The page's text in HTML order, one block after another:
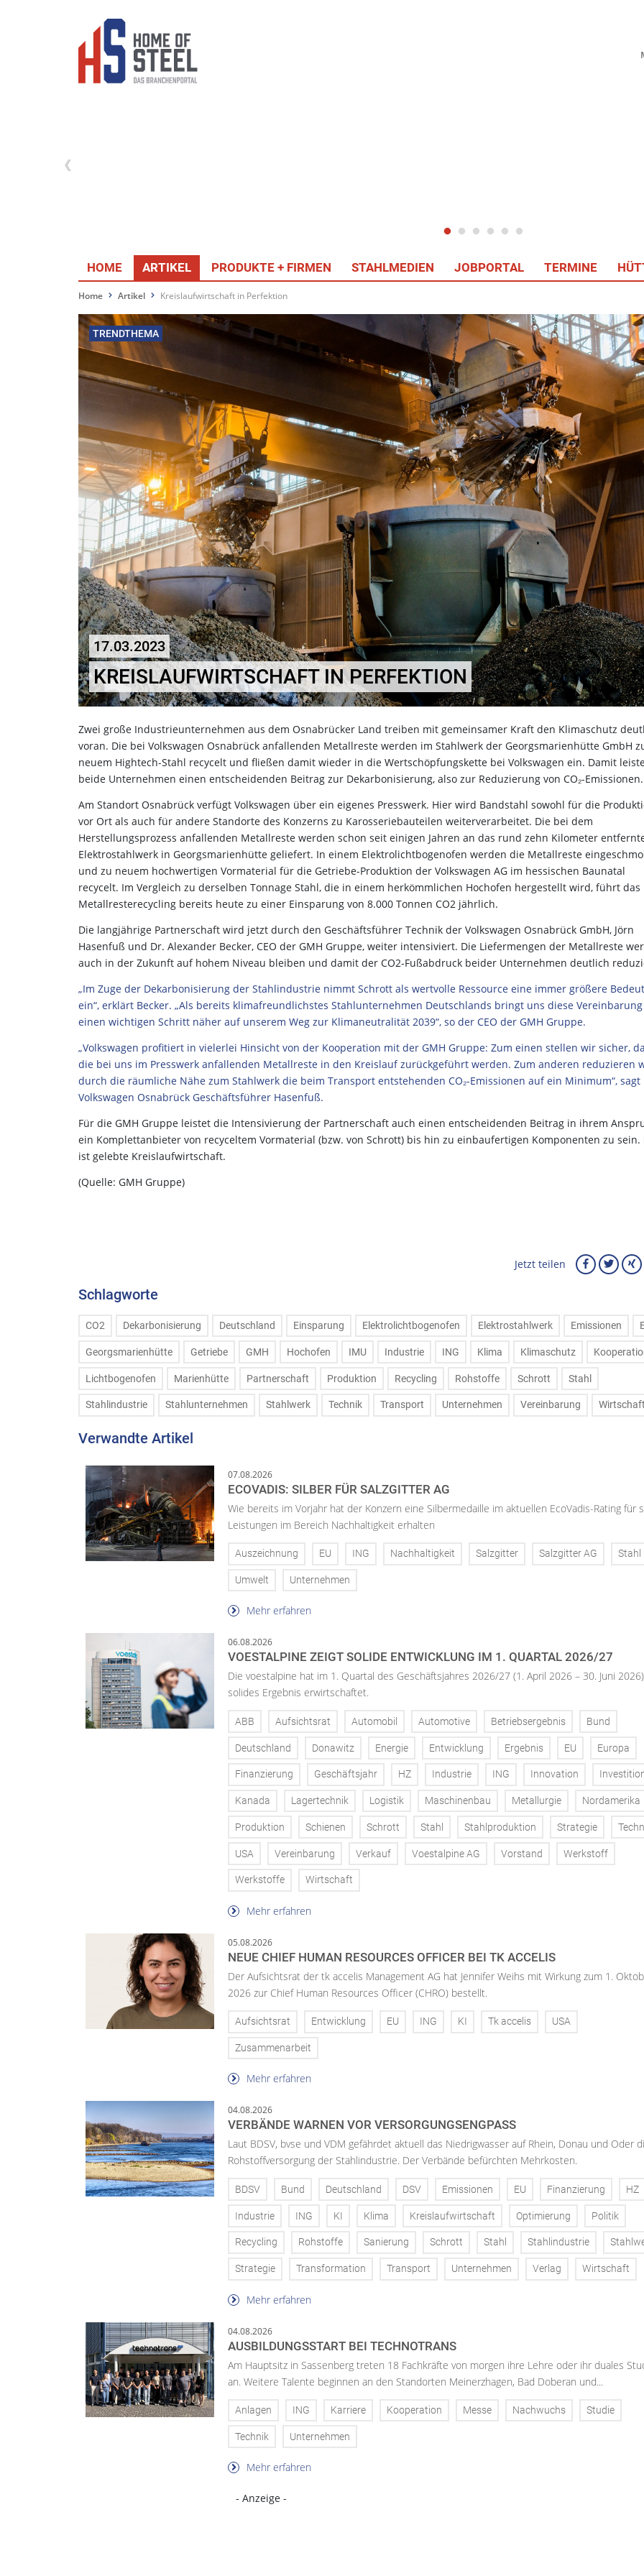
HOME ARTIKEL PRODUKTE + FIRMEN STAHLMEDIEN JOBPORTAL TERMINE
Home Artikel Kreislaufwirtschaft in Perfektion
TRENDTHEMA
17.03.2023
KREISLAUFWIRTSCHAFT IN PERFEKTION
Zwei große Industrieunternehmen aus dem Osnabrücker Land treiben mit gemeinsamer Kraft den Klimaschutz
voran. Die bei Volkswagen Osnabrück anfallenden Metallreste werden im Stahlwerk der Georgsmarienhütte GmbH
neuem Hightech-Stahl recycelt und fließen damit wieder in die Wertschöpfungskette bei Volkswagen ein. Damit
beide Unternehmen einen entscheidenden Beitrag zur Dekarbonisierung, also zur Reduzierung von CO₂-Emissionen.
Am Standort Osnabrück verfügt Volkswagen über ein eigenes Presswerk. Hier wird Bandstahl sowohl für die
vor Ort als auch für andere Standorte des Konzerns zu Karosseriebauteilen weiterverarbeitet. Die bei dem
Herstellungsprozess anfallenden Metallreste werden schon seit einigen Jahren an das rund zehn Kilometer
Elektrostahlwerk in Georgsmarienhütte geliefert. In einem Elektrolichtbogenofen werden die Metallreste
und zu neuem hochwertigen Vormaterial für die Getriebe-Produktion der Volkswagen AG im hessischen Baunatal
recycelt. Im Vergleich zu derselben Tonnage Stahl, die in einem herkömmlichen Hochofen hergestellt wird, führt das
Metallresterecycling bereits heute zu einer Einsparung von 8.000 Tonnen CO2 jährlich.
Die langjährige Partnerschaft wird jetzt durch den Geschäftsführer Technik der Volkswagen Osnabrück GmbH, Jörn
Hasenfuß und Dr. Alexander Becker, CEO der GMH Gruppe, weiter intensiviert. Die Liefermengen der Metallreste
auch in der Zukunft auf hohem Niveau bleiben und damit der CO2-Fußabdruck beider Unternehmen deutlich
„Im Zuge der Dekarbonisierung der Stahlindustrie nimmt Schrott als wertvolle Ressource eine immer größere
ein“, erklärt Becker. „Als bereits klimafreundlichstes Stahlunternehmen Deutschlands bringt uns diese Vereinbarung
einen wichtigen Schritt näher auf unserem Weg zur Klimaneutralität 2039“, so der CEO der GMH Gruppe.
„Volkswagen profitiert in vielerlei Hinsicht von der Kooperation mit der GMH Gruppe: Zum einen stellen wir sicher,
die bei uns im Presswerk anfallenden Metallreste in den Kreislauf zurückgeführt werden. Zum anderen reduzieren
durch die räumliche Nähe zum Stahlwerk die beim Transport entstehenden CO₂-Emissionen auf ein Minimum“, sagt
Volkswagen Osnabrück Geschäftsführer Hasenfuß.
Für die GMH Gruppe leistet die Intensivierung der Partnerschaft auch einen entscheidenden Beitrag in ihrem
ein Komplettanbieter von recyceltem Vormaterial (bzw. von Schrott) bis hin zu einbaufertigen Komponenten zu sein.
ist gelebte Kreislaufwirtschaft.
(Quelle: GMH Gruppe)
Jetzt teilen
Schlagworte
CO2 Dekarbonisierung Deutschland Einsparung Elektrolichtbogenofen Elektrostahlwerk Emissionen
Georgsmarienhütte Getriebe GMH Hochofen IMU Industrie ING Klima Klimaschutz
Lichtbogenofen Marienhütte Partnerschaft Produktion Recycling Rohstoffe Schrott Stahl
Stahlindustrie Stahlunternehmen Stahlwerk Technik Transport Unternehmen Vereinbarung Wirtschaft
Verwandte Artikel
07.08.2026
ECOVADIS: SILBER FÜR SALZGITTER AG
Wie bereits im Vorjahr hat der Konzern eine Silbermedaille im aktuellen EcoVadis-Rating für
Leistungen im Bereich Nachhaltigkeit erhalten
Auszeichnung EU ING Nachhaltigkeit Salzgitter Salzgitter AG Stahl
Umwelt Unternehmen
Mehr erfahren
06.08.2026
VOESTALPINE ZEIGT SOLIDE ENTWICKLUNG IM 1. QUARTAL 2026/27
Die voestalpine hat im 1. Quartal des Geschäftsjahres 2026/27 (1. April 2026 – 30. Juni
solides Ergebnis erwirtschaftet.
ABB Aufsichtsrat Automobil Automotive Betriebsergebnis Bund
Deutschland Donawitz Energie Entwicklung Ergebnis EU Europa
Finanzierung Geschäftsjahr HZ Industrie ING Innovation
Kanada Lagertechnik Logistik Maschinenbau Metallurgie Nordamerika
Produktion Schienen Schrott Stahl Stahlproduktion Strategie
USA Vereinbarung Verkauf Voestalpine AG Vorstand Werkstoff
Werkstoffe Wirtschaft
Mehr erfahren
05.08.2026
NEUE CHIEF HUMAN RESOURCES OFFICER BEI TK ACCELIS
Der Aufsichtsrat der tk accelis Management AG hat Jennifer Weihs mit Wirkung zum 1.
2026 zur Chief Human Resources Officer (CHRO) bestellt.
Aufsichtsrat Entwicklung EU ING KI Tk accelis USA
Zusammenarbeit
Mehr erfahren
04.08.2026
VERBÄNDE WARNEN VOR VERSORGUNGSENGPASS
Laut BDSV, bvse und VDM gefährdet aktuell das Niedrigwasser auf Rhein, Donau und Oder
Rohstoffversorgung der Stahlindustrie. Der Verbände befürchten Mehrkosten.
BDSV Bund Deutschland DSV Emissionen EU Finanzierung HZ
Industrie ING KI Klima Kreislaufwirtschaft Optimierung Politik
Recycling Rohstoffe Sanierung Schrott Stahl Stahlindustrie
Strategie Transformation Transport Unternehmen Verlag Wirtschaft
Mehr erfahren
04.08.2026
AUSBILDUNGSSTART BEI TECHNOTRANS
Am Hauptsitz in Sassenberg treten 18 Fachkräfte von morgen ihre Lehre oder ihr duales
an. Weitere Talente beginnen an den Standorten Meinerzhagen, Bad Doberan und...
Anlagen ING Karriere Kooperation Messe Nachwuchs Studie
Technik Unternehmen
Mehr erfahren
- Anzeige -